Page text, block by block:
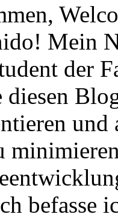
Mein
der
diesen
und
befasse